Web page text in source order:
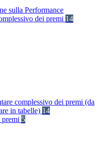
sulla Performance
dei premi 14
complessivo dei premi (da
in tabelle) 14
5